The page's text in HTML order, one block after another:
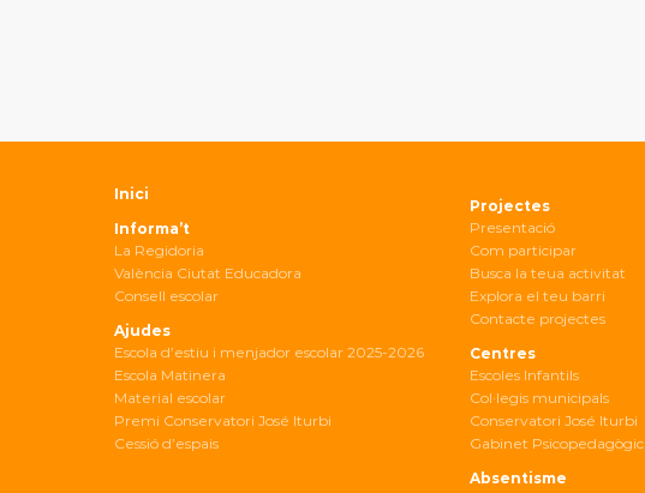
Inici
Informa’t
La Regidoria
València Ciutat Educadora
Consell escolar
Ajudes
Escola d’estiu i menjador escolar 2025-2026
Escola Matinera
Material escolar
Premi Conservatori José Iturbi
Cessió d’espais
Projectes
Presentació
Com participar
Busca la teua activitat
Explora el teu barri
Contacte projectes
Centres
Escoles Infantils
Col·legis municipals
Conservatori José Iturbi
Gabinet Psicopedagògic
Absentisme